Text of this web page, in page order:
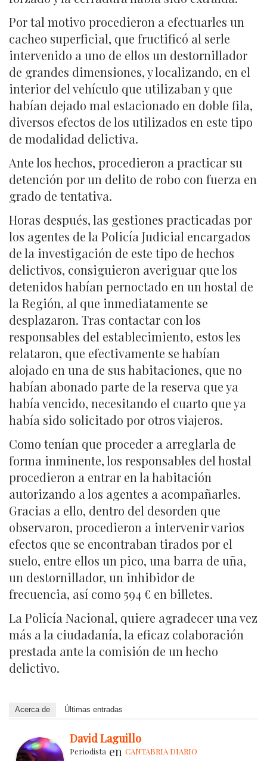
Por tal motivo procedieron a efectuarles un
cacheo superficial, que fructificó al serle
intervenido a uno de ellos un destornillador
de grandes dimensiones, y localizando, en el
interior del vehículo que utilizaban y que
habían dejado mal estacionado en doble fila,
diversos efectos de los utilizados en este tipo
de modalidad delictiva.
Ante los hechos, procedieron a practicar su
detención por un delito de robo con fuerza en
grado de tentativa.
Horas después, las gestiones practicadas por
los agentes de la Policía Judicial encargados
de la investigación de este tipo de hechos
delictivos, consiguieron averiguar que los
detenidos habían pernoctado en un hostal de
la Región, al que inmediatamente se
desplazaron. Tras contactar con los
responsables del establecimiento, estos les
relataron, que efectivamente se habían
alojado en una de sus habitaciones, que no
habían abonado parte de la reserva que ya
había vencido, necesitando el cuarto que ya
había sido solicitado por otros viajeros.
Como tenían que proceder a arreglarla de
forma inminente, los responsables del hostal
procedieron a entrar en la habitación
autorizando a los agentes a acompañarles.
Gracias a ello, dentro del desorden que
observaron, procedieron a intervenir varios
efectos que se encontraban tirados por el
suelo, entre ellos un pico, una barra de uña,
un destornillador, un inhibidor de
frecuencia, así como 594 € en billetes.
La Policía Nacional, quiere agradecer una vez
más a la ciudadanía, la eficaz colaboración
prestada ante la comisión de un hecho
delictivo.
Acerca de Últimas entradas
David Laguillo
Periodista en CANTABRIA DIARIO